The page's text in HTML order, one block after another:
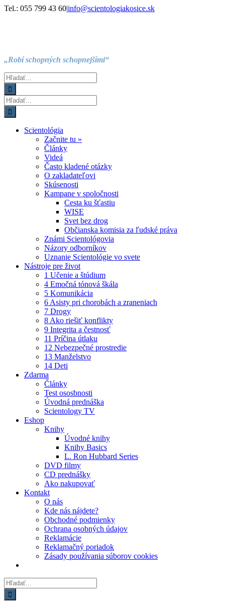
Skip
Facebook
Instagram
YouTube
Tel.: 055 799 43 60|info@scientologiakosice.sk
„Robí schopných schopnejšími“
Hľadať:
Hľadať:
Scientológia
Začnite tu »
Články
Videá
Často kladené otázky
O zakladateľovi
Skúsenosti
Kampane v spoločnosti
Cesta ku šťastiu
WISE
Svet bez drog
Občianska komisia za ľudské práva
Známi Scientológovia
Názory odborníkov
Uznanie Scientológie vo svete
Nástroje pre život
1 Učenie a štúdium
4 Emočná tónová škála
5 Komunikácia
6 Asisty pri chorobách a zraneniach
7 Drogy
8 Ako riešiť konflikty
9 Integrita a čestnosť
11 Príčina útlaku
12 Nebezpečné prostredie
13 Manželstvo
14 Deti
Zdarma
Články
Test ososbnosti
Úvodná prednáška
Scientology TV
Eshop
Knihy
Úvodné knihy
Knihy Basics
L. Ron Hubbard Series
DVD filmy
CD prednášky
Ako nakupovať
Kontakt
O nás
Kde nás nájdete?
Obchodné podmienky
Ochrana osobných údajov
Reklamácie
Reklamačný poriadok
Zásady používania súborov cookies
Hľadať: